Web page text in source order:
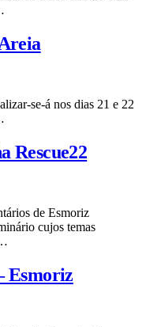
se-á nos dias 21 e 22
Rescue22
de Esmoriz
cujos temas
Esmoriz